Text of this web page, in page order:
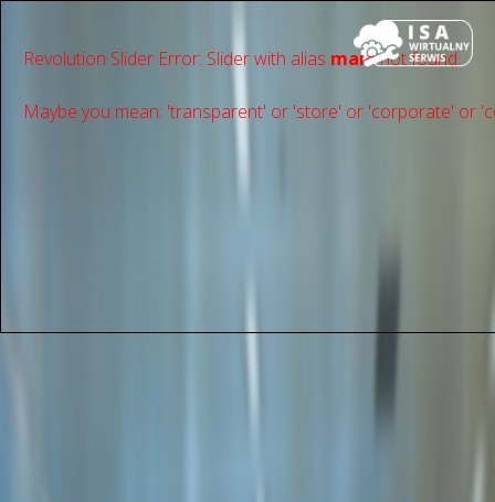
Revolution Slider Error: Slider with alias mainnot found.
Maybe you mean: 'transparent' or 'store' or 'сorporate' or